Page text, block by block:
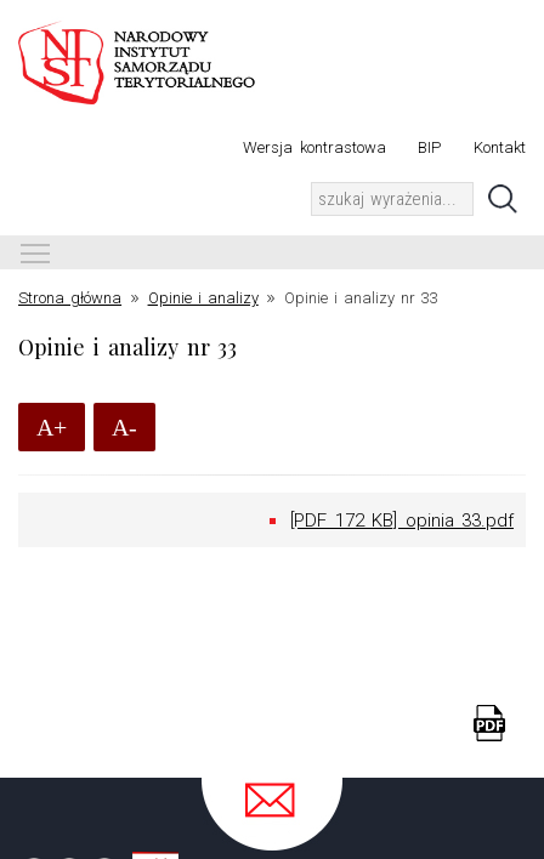
Wersja kontrastowa BIP Kontakt
Strona główna » Opinie i analizy» Opinie i analizy nr 33
Opinie i analizy nr 33
A+ A-
[PDF 172 KB] opinia 33.pdf